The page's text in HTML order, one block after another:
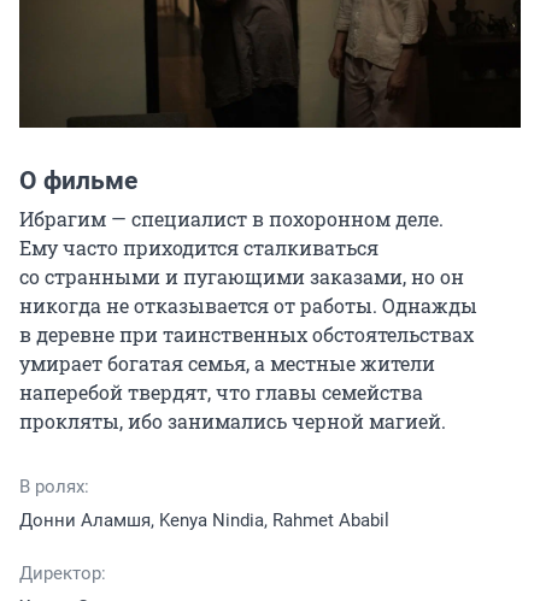
О фильме
Ибрагим — специалист в похоронном деле.
Ему часто приходится сталкиваться
со странными и пугающими заказами, но он
никогда не отказывается от работы. Однажды
в деревне при таинственных обстоятельствах
умирает богатая семья, а местные жители
наперебой твердят, что главы семейства
прокляты, ибо занимались черной магией.
В ролях:
Донни Аламшя, Kenya Nindia, Rahmet Ababil
Директор: